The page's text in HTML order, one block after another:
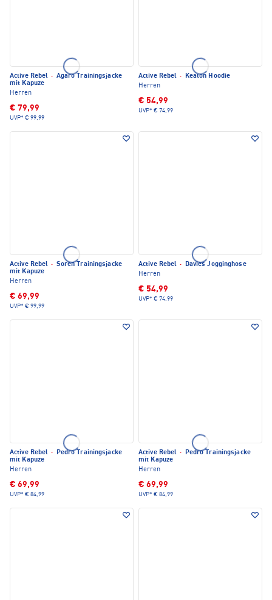
Active Rebel · Agaro Trainingsjacke
mit Kapuze
Herren
€ 79,99
UVP* € 99,99
Active Rebel ·
Keaton Hoodie
Herren
€ 54,99
UVP* € 74,99
Active Rebel · Soren Trainingsjacke
mit Kapuze
Herren
€ 69,99
UVP* € 99,99
Active Rebel ·
Davies Jogginghose
Herren
€ 54,99
UVP* € 74,99
Active Rebel ·
Pedro Trainingsjacke
mit Kapuze
Herren
€ 69,99
UVP* € 84,99
Active Rebel ·
Pedro Trainingsjacke
mit Kapuze
Herren
€ 69,99
UVP* € 84,99